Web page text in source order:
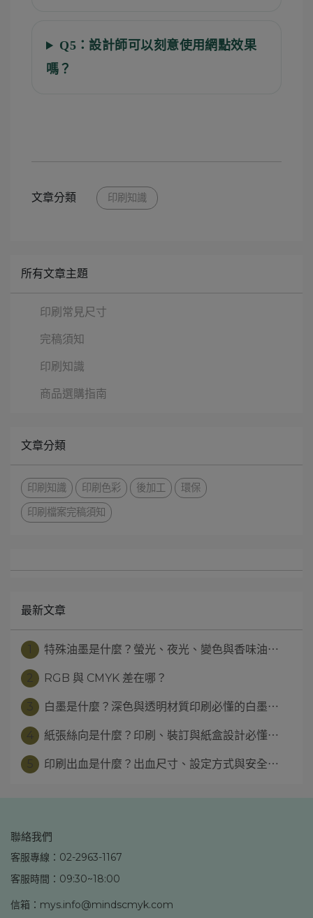
Q5：設計師可以刻意使用網點效果
嗎？
文章分類 印刷知識
所有文章主題
印刷常見尺寸
完稿須知
印刷知識
商品選購指南
文章分類
印刷知識 印刷色彩 後加工
環保
印刷檔案完稿須知
最新文章
特殊油墨是什麼？螢光、夜光、變色與香味油⋯
RGB 與 CMYK 差在哪？
白墨是什麼？深色與透明材質印刷必懂的白墨⋯
紙張絲向是什麼？印刷、裝訂與紙盒設計必懂⋯
印刷出血是什麼？出血尺寸、設定方式與安全⋯
聯絡我們
客服專線：02-2963-1167
客服時間：09:30~18:00
信箱：mys.info@mindscmyk.com